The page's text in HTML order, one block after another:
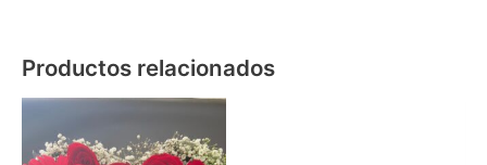
Productos relacionados